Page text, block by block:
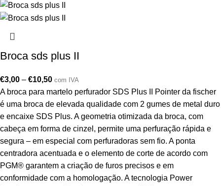
Broca sds plus II
€3,00 – €10,50 com IVA
A broca para martelo perfurador SDS Plus II Pointer da fischer
é uma broca de elevada qualidade com 2 gumes de metal duro
e encaixe SDS Plus. A geometria otimizada da broca, com
cabeça em forma de cinzel, permite uma perfuração rápida e
segura – em especial com perfuradoras sem fio. A ponta
centradora acentuada e o elemento de corte de acordo com
PGM® garantem a criação de furos precisos e em
conformidade com a homologação. A tecnologia Power